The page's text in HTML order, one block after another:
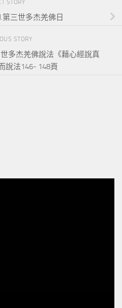
STORY
第三世多杰羌佛日
STORY
多杰羌佛說法《藉心經說真
說法146- 148頁